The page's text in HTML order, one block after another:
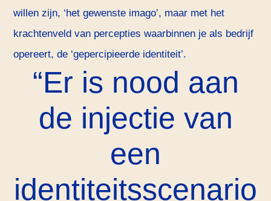
willen zijn, ‘het gewenste imago’, maar met het
krachtenveld van percepties waarbinnen je als bedrijf
opereert, de ‘gepercipieerde identiteit’.
Er is nood aan
de injectie van
een
identiteitsscenario